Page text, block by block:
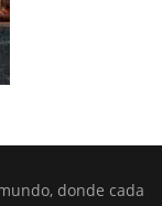
donde cada